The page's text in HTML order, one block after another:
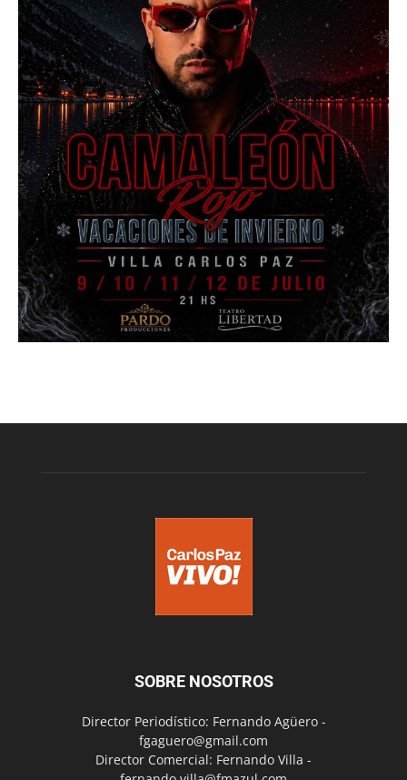
SOBRE NOSOTROS
Director Periodístico: Fernando Agüero -
fgaguero@gmail.com
Director Comercial: Fernando Villa -